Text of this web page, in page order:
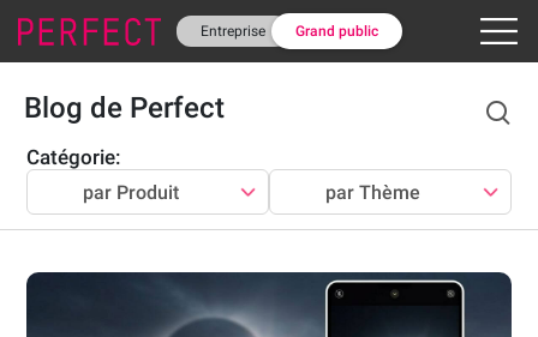
Entreprise Grand public
Blog de Perfect
Catégorie:
par Produit par Thème